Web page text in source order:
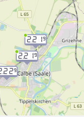
9
2.219
2.219